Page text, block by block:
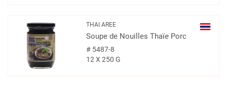
THAI AREE
Soupe de Nouilles Thaïe Porc
#5487-8
12 X 250 G